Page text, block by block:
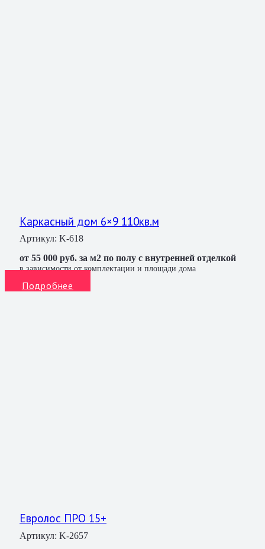
Каркасный дом 6×9 110кв.м
Артикул: K-618
от 55 000 руб. за м2 по полу с внутренней отделкой
в зависимости от комплектации и площади дома
Подробнее
Евролос ПРО 15+
Артикул: K-2657